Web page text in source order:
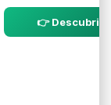
👉 Descubrir